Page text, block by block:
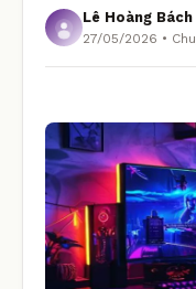
Lê Hoàng Bách
27/05/2026 •